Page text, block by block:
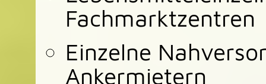
Fachmarktzentren
Einzelne
Ankermietern